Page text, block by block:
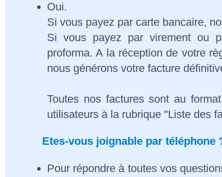
Oui.
Si vous payez par carte bancaire,
Si vous payez par virement ou
proforma. A la réception de votre
nous générons votre facture
Toutes nos factures sont au
utilisateurs à la rubrique "Liste des
Etes-vous joignable par téléphone
Pour répondre à toutes vos